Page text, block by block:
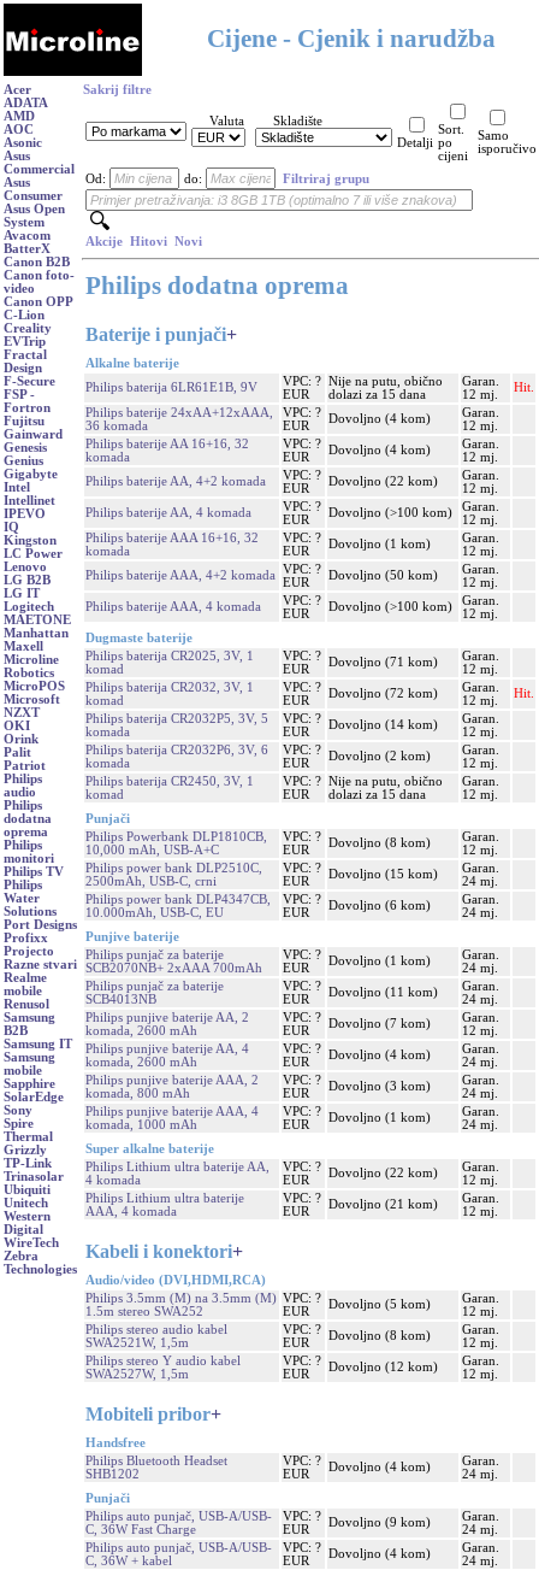
Cijene - Cjenik i narudžba
Acer
ADATA
AMD
AOC
Asonic
Asus
Commercial
Asus
Consumer
Asus Open
System
Avacom
BatterX
Canon B2B
Canon foto-
video
Canon OPP
C-Lion
Creality
EVTrip
Fractal
Design
F-Secure
FSP -
Fortron
Fujitsu
Gainward
Genesis
Genius
Gigabyte
Intel
Intellinet
IPEVO
IQ
Kingston
LC Power
Lenovo
LG B2B
LG IT
Logitech
MAETONE
Manhattan
Maxell
Microline
Robotics
MicroPOS
Microsoft
NZXT
OKI
Orink
Palit
Patriot
Philips
audio
Philips
dodatna
oprema
Philips
monitori
Philips TV
Philips
Water
Solutions
Port Designs
Profixx
Projecto
Razne stvari
Realme
mobile
Renusol
Samsung
B2B
Samsung IT
Samsung
mobile
Sapphire
SolarEdge
Sony
Spire
Thermal
Grizzly
TP-Link
Trinasolar
Ubiquiti
Unitech
Western
Digital
WireTech
Zebra
Technologies
Sakrij filtre
Valuta
Skladište
Detalji
Sort.
po
cijeni
Samo
isporučivo
Od: do: Filtriraj grupu
Akcije Hitovi Novi
Philips dodatna oprema
Baterije i punjači+
Alkalne baterije
Philips baterija 6LR61E1B, 9V
VPC: ?
EUR
Nije na putu, obično
dolazi za 15 dana
Garan.
12 mj.
Hit.
Philips baterije 24xAA+12xAAA,
36 komada
VPC: ?
EUR
Dovoljno (4 kom)
Garan.
12 mj.
Philips baterije AA 16+16, 32
komada
VPC: ?
EUR
Dovoljno (4 kom)
Garan.
12 mj.
Philips baterije AA, 4+2 komada
VPC: ?
EUR
Dovoljno (22 kom)
Garan.
12 mj.
Philips baterije AA, 4 komada
VPC: ?
EUR
Dovoljno (>100 kom)
Garan.
12 mj.
Philips baterije AAA 16+16, 32
komada
VPC: ?
EUR
Dovoljno (1 kom)
Garan.
12 mj.
Philips baterije AAA, 4+2 komada
VPC: ?
EUR
Dovoljno (50 kom)
Garan.
12 mj.
Philips baterije AAA, 4 komada
VPC: ?
EUR
Dovoljno (>100 kom)
Garan.
12 mj.
Dugmaste baterije
Philips baterija CR2025, 3V, 1
komad
VPC: ?
EUR
Dovoljno (71 kom)
Garan.
12 mj.
Philips baterija CR2032, 3V, 1
komad
VPC: ?
EUR
Dovoljno (72 kom)
Garan.
12 mj.
Hit.
Philips baterija CR2032P5, 3V, 5
komada
VPC: ?
EUR
Dovoljno (14 kom)
Garan.
12 mj.
Philips baterija CR2032P6, 3V, 6
komada
VPC: ?
EUR
Dovoljno (2 kom)
Garan.
12 mj.
Philips baterija CR2450, 3V, 1
komad
VPC: ?
EUR
Nije na putu, obično
dolazi za 15 dana
Garan.
12 mj.
Punjači
Philips Powerbank DLP1810CB,
10,000 mAh, USB-A+C
VPC: ?
EUR
Dovoljno (8 kom)
Garan.
12 mj.
Philips power bank DLP2510C,
2500mAh, USB-C, crni
VPC: ?
EUR
Dovoljno (15 kom)
Garan.
24 mj.
Philips power bank DLP4347CB,
10.000mAh, USB-C, EU
VPC: ?
EUR
Dovoljno (6 kom)
Garan.
24 mj.
Punjive baterije
Philips punjač za baterije
SCB2070NB+ 2xAAA 700mAh
VPC: ?
EUR
Dovoljno (1 kom)
Garan.
24 mj.
Philips punjač za baterije
SCB4013NB
VPC: ?
EUR
Dovoljno (11 kom)
Garan.
24 mj.
Philips punjive baterije AA, 2
komada, 2600 mAh
VPC: ?
EUR
Dovoljno (7 kom)
Garan.
12 mj.
Philips punjive baterije AA, 4
komada, 2600 mAh
VPC: ?
EUR
Dovoljno (4 kom)
Garan.
24 mj.
Philips punjive baterije AAA, 2
komada, 800 mAh
VPC: ?
EUR
Dovoljno (3 kom)
Garan.
24 mj.
Philips punjive baterije AAA, 4
komada, 1000 mAh
VPC: ?
EUR
Dovoljno (1 kom)
Garan.
24 mj.
Super alkalne baterije
Philips Lithium ultra baterije AA,
4 komada
VPC: ?
EUR
Dovoljno (22 kom)
Garan.
12 mj.
Philips Lithium ultra baterije
AAA, 4 komada
VPC: ?
EUR
Dovoljno (21 kom)
Garan.
12 mj.
Kabeli i konektori+
Audio/video (DVI,HDMI,RCA)
Philips 3.5mm (M) na 3.5mm (M)
1.5m stereo SWA252
VPC: ?
EUR
Dovoljno (5 kom)
Garan.
12 mj.
Philips stereo audio kabel
SWA2521W, 1,5m
VPC: ?
EUR
Dovoljno (8 kom)
Garan.
12 mj.
Philips stereo Y audio kabel
SWA2527W, 1,5m
VPC: ?
EUR
Dovoljno (12 kom)
Garan.
12 mj.
Mobiteli pribor+
Handsfree
Philips Bluetooth Headset
SHB1202
VPC: ?
EUR
Dovoljno (4 kom)
Garan.
24 mj.
Punjači
Philips auto punjač, USB-A/USB-
C, 36W Fast Charge
VPC: ?
EUR
Dovoljno (9 kom)
Garan.
24 mj.
Philips auto punjač, USB-A/USB-
C, 36W + kabel
VPC: ?
EUR
Dovoljno (4 kom)
Garan.
24 mj.